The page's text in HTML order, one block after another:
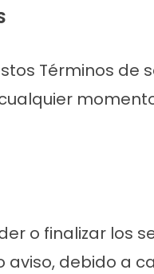
Términos de
o finalizar
aviso, debido a